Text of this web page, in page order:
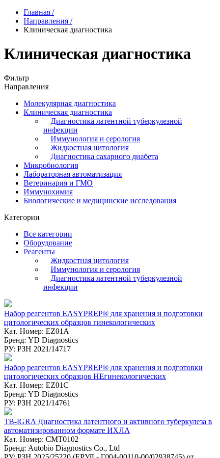
Главная /
Направления /
Клиническая диагностика
Клиническая диагностика
Фильтр
Направления
Молекулярная диагностика
Клиническая диагностика
Диагностика латентной туберкулезной
инфекции
Иммунология и серология
Жидкостная цитология
Диагностика сахарного диабета
Микробиология
Лабораторная автоматизация
Ветеринария и ГМО
Иммунохимия
Биологические и медицинские исследования
Категории
Все категории
Оборудование
Реагенты
Жидкостная цитология
Иммунология и серология
Диагностика латентной туберкулезной
инфекции
Набор реагентов EASYPREP® для хранения и подготовки
цитологических образцов гинекологических
Кат. Номер: EZ01A
Бренд: YD Diagnostics
РУ: РЗН 2021/14717
Набор реагентов EASYPREP® для хранения и подготовки
цитологических образцов НЕгинекологических
Кат. Номер: EZ01C
Бренд: YD Diagnostics
РУ: РЗН 2021/14761
TB-IGRA Диагностика латентного и активного туберкулеза в
автоматизированном формате ИХЛА
Кат. Номер: CMT0102
Бренд: Autobio Diagnostics Co., Ltd